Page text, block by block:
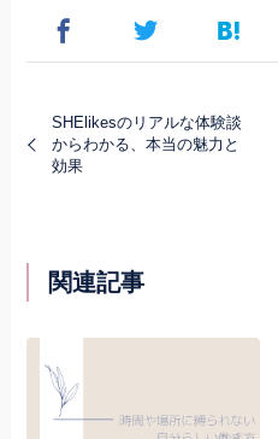
SHElikesのリアルな体験談
からわかる、本当の魅力と
効果
関連記事